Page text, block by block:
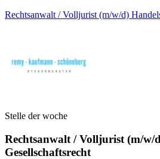
Rechtsanwalt / Volljurist (m/w/d)
Stelle der woche
Rechtsanwalt / Volljurist (m/w/
Gesellschaftsrecht